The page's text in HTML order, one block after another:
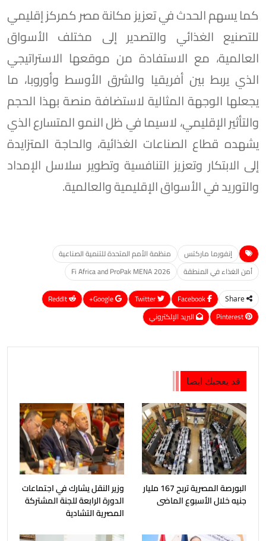
كما يسهم الحدث في تعزيز مكانة مصر كمركز إقليمي
للتصنيع الغذائي والتصدير إلى مختلف الأسواق
العالمية، مع الاستفادة من موقعها الاستراتيجي
الذي يربط بين أفريقيا والشرق الأوسط وأوروبا، ما
يجعلها الوجهة المثالية لاستضافة منصة بهذا الحجم
والتأثير الإقليمي، لاسيما في ظل النمو المتسارع الذي
يشهده قطاع الصناعات الغذائية، والحاجة المتزايدة
إلى الابتكار وتعزيز التنافسية وتطوير سلاسل الإمداد
والتوريد في الأسواق الإقليمية والعالمية.
إنفورما ماركتس
منظمة الأمم المتحدة للتنمية الصناعية
أمن الغذاء في المنطقة
Fi Africa and ProPak MENA 2026
Share
Google+
ReddIt
Pinterest
البريد الإلكتروني
قد يعجبك ايضا
البورصة المصرية تربح 167 مليار
جنيه خلال الأسبوع الماضى
وزير النقل يشارك في اجتماعات
الدورة الرابعة للجنة المشتركة
المصرية التشادية